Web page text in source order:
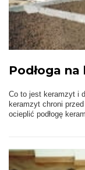
Podłoga
Co to jest keramzyt i
keramzyt chroni
ocieplić podłogę